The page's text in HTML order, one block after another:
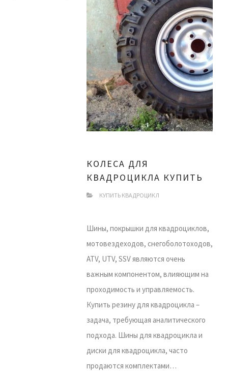
КОЛЕСА ДЛЯ
КВАДРОЦИКЛА КУПИТЬ
КУПИТЬ КВАДРОЦИКЛ
Шины, покрышки для квадроциклов,
мотовездеходов, снегоболотоходов,
ATV, UTV, SSV являются очень
важным компонентом, влияющим на
проходимость и управляемость.
Купить резину для квадроцикла –
задача, требующая аналитического
подхода. Шины для квадроцикла и
диски для квадроцикла, часто
продаются комплектами…